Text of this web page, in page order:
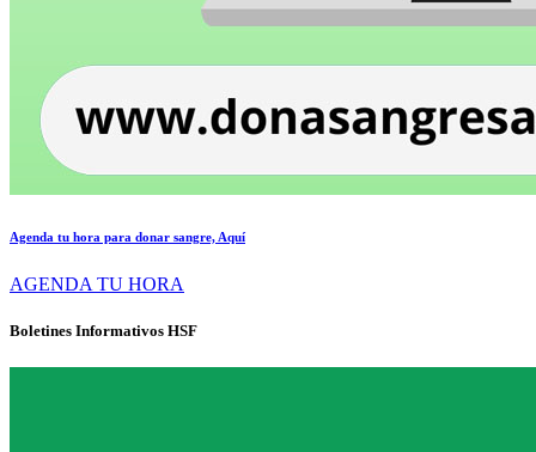
Agenda tu hora para donar sangre, Aquí
AGENDA TU HORA
Boletines Informativos HSF